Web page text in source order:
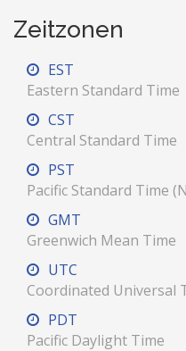
Zeitzonen
EST
Eastern Standard Time
CST
Central Standard Time
PST
Pacific Standard Time
GMT
Greenwich Mean Time
UTC
Coordinated Universal
PDT
Pacific Daylight Time